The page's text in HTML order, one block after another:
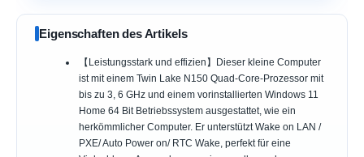
Eigenschaften des Artikels
【Leistungsstark und effizien】Dieser kleine Computer
ist mit einem Twin Lake N150 Quad-Core-Prozessor mit
bis zu 3, 6 GHz und einem vorinstallierten Windows 11
Home 64 Bit Betriebssystem ausgestattet, wie ein
herkömmlicher Computer. Er unterstützt Wake on LAN /
PXE/ Auto Power on/ RTC Wake, perfekt für eine